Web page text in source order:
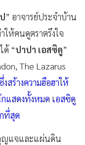
” อาจารย์ประจำบ้าน
ให้คนดูตราตรึงใจ
ด้ “ปาปา เอสซิดู”
The Lazarus
งสร้างความฮือฮาให้
แสดงทั้งหมด เอสซิดู
ที่สุด
ญแจและแผ่นดิน